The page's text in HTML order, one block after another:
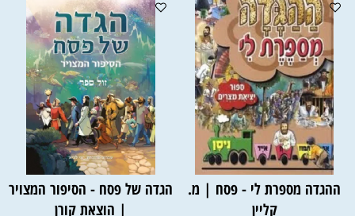
ההגדה מספרת לי - פסח | מ.
קליין
הגדה של פסח - הסיפור המצויר
| הוצאת קורן